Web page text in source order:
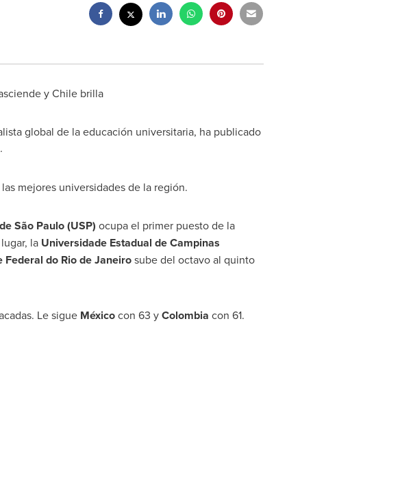
yChilebrilla
global de la educación universitaria, ha publicado
.
mejores universidades de la región.
São Paulo (USP) ocupa el primer puesto de la
laUniversidade Estadual de Campinas
do Rio de Janeiro sube del octavo al quinto
Le sigue Méxicocon 63 yColombia con 61.